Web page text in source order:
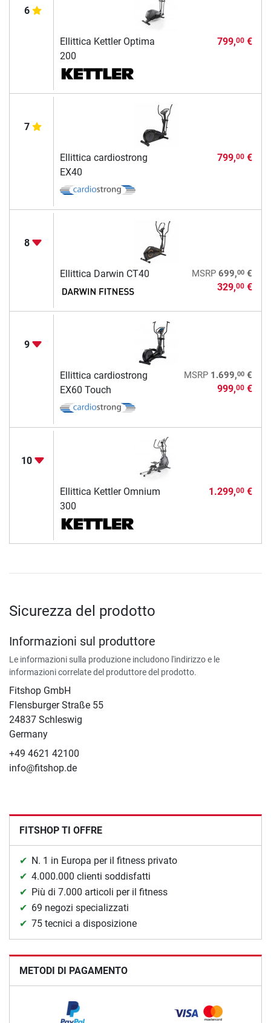
6
Ellittica Kettler Optima
200
799,00€
7
Ellittica cardiostrong
EX40
799,00€
8
Ellittica Darwin CT40 MSRP 699,00€
329,00€
9
Ellittica cardiostrong
EX60 Touch
MSRP 1.699,00€
999,00€
10
Ellittica Kettler Omnium
300
1.299,00€
Sicurezza del prodotto
Informazioni sul produttore
Le informazioni sulla produzione includono l'indirizzo e le
informazioni correlate del produttore del prodotto.
Fitshop GmbH
Flensburger Straße 55
24837 Schleswig
Germany
+49 4621 42100
info@fitshop.de
FITSHOP TI OFFRE
N. 1 in Europa per il fitness privato
4.000.000 clienti soddisfatti
Più di 7.000 articoli per il fitness
69 negozi specializzati
75 tecnici a disposizione
METODI DI PAGAMENTO